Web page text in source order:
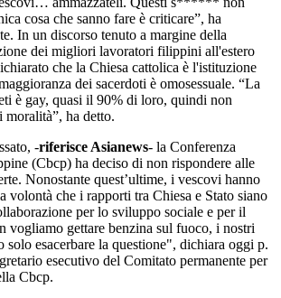
cosa che sanno fare è criticare”, ha
In un discorso tenuto a margine della
dei migliori lavoratori filippini all'estero
che la Chiesa cattolica è l'istituzione
dei sacerdoti è omosessuale. “La
è gay, quasi il 90% di loro, quindi non
moralità”, ha detto.
-riferisce Asianews- la Conferenza
(Cbcp) ha deciso di non rispondere alle
Nonostante quest’ultime, i vescovi hanno
volontà che i rapporti tra Chiesa e Stato siano
per lo sviluppo sociale e per il
vogliamo gettare benzina sul fuoco, i nostri
solo esacerbare la questione", dichiara oggi p.
esecutivo del Comitato permanente per
Cbcp.